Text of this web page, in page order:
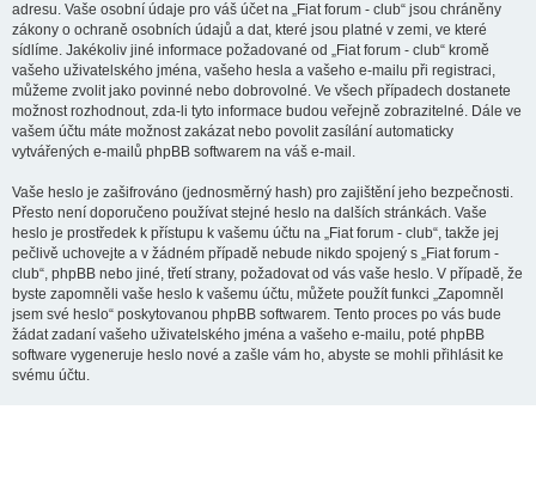
adresu. Vaše osobní údaje pro váš účet na „Fiat forum - club“ jsou chráněny
zákony o ochraně osobních údajů a dat, které jsou platné v zemi, ve které
sídlíme. Jakékoliv jiné informace požadované od „Fiat forum - club“ kromě
vašeho uživatelského jména, vašeho hesla a vašeho e-mailu při registraci,
můžeme zvolit jako povinné nebo dobrovolné. Ve všech případech dostanete
možnost rozhodnout, zda-li tyto informace budou veřejně zobrazitelné. Dále ve
vašem účtu máte možnost zakázat nebo povolit zasílání automaticky
vytvářených e-mailů phpBB softwarem na váš e-mail.
Vaše heslo je zašifrováno (jednosměrný hash) pro zajištění jeho bezpečnosti.
Přesto není doporučeno používat stejné heslo na dalších stránkách. Vaše
heslo je prostředek k přístupu k vašemu účtu na „Fiat forum - club“, takže jej
pečlivě uchovejte a v žádném případě nebude nikdo spojený s „Fiat forum -
club“, phpBB nebo jiné, třetí strany, požadovat od vás vaše heslo. V případě, že
byste zapomněli vaše heslo k vašemu účtu, můžete použít funkci „Zapomněl
jsem své heslo“ poskytovanou phpBB softwarem. Tento proces po vás bude
žádat zadaní vašeho uživatelského jména a vašeho e-mailu, poté phpBB
software vygeneruje heslo nové a zašle vám ho, abyste se mohli přihlásit ke
svému účtu.